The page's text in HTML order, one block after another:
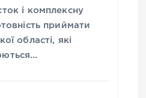
і комплексну
приймати
області, які